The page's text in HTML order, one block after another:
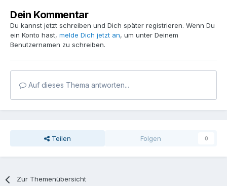
Dein Kommentar
Du kannst jetzt schreiben und Dich später registrieren. Wenn Du
ein Konto hast, melde Dich jetzt an, um unter Deinem
Benutzernamen zu schreiben.
Auf dieses Thema antworten...
Teilen Folgen 0
Zur Themenübersicht